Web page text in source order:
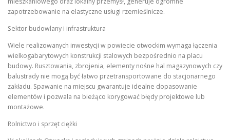
zapotrzebowanie na elastyczne usługi rzemieślnicze.
Sektor budowlany i infrastruktura
Wiele realizowanych inwestycji w powiecie otwockim wymaga łączenia
wielkogabarytowych konstrukcji stalowych bezpośrednio na placu
budowy. Rusztowania, zbrojenia, elementy nośne hal magazynowych czy
balustrady nie mogą być łatwo przetransportowane do stacjonarnego
zakładu. Spawanie na miejscu gwarantuje idealne dopasowanie
elementów i pozwala na bieżąco korygować błędy projektowe lub
montażowe.
Rolnictwo i sprzęt ciężki